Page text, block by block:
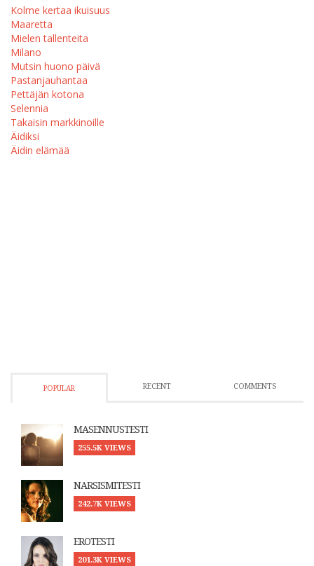
Kolme kertaa ikuisuus
Maaretta
Mielen tallenteita
Milano
Mutsin huono päivä
Pastanjauhantaa
Pettäjän kotona
Selennia
Takaisin markkinoille
Äidiksi
Äidin elämää
POPULAR RECENT COMMENTS
MASENNUSTESTI
255.5K VIEWS
NARSISMITESTI
242.7K VIEWS
EROTESTI
201.3K VIEWS